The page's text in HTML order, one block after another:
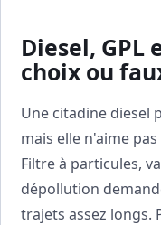
Diesel,
choix ou
Une citadine diesel
mais elle n'aime
Filtre à particules,
dépollution
trajets assez longs.